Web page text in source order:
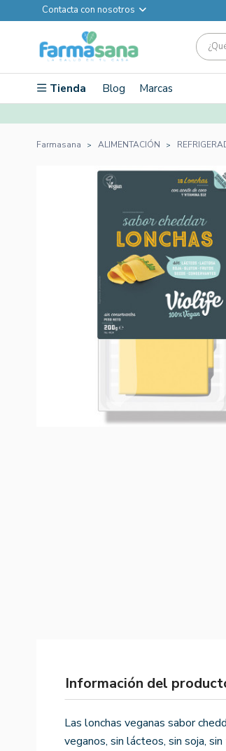
Contacta con nosotros
Tienda Blog Marcas
Farmasana ALIMENTACIÓN
Información del
Las lonchas veganas sabor
veganos, sin lácteos, sin soja,